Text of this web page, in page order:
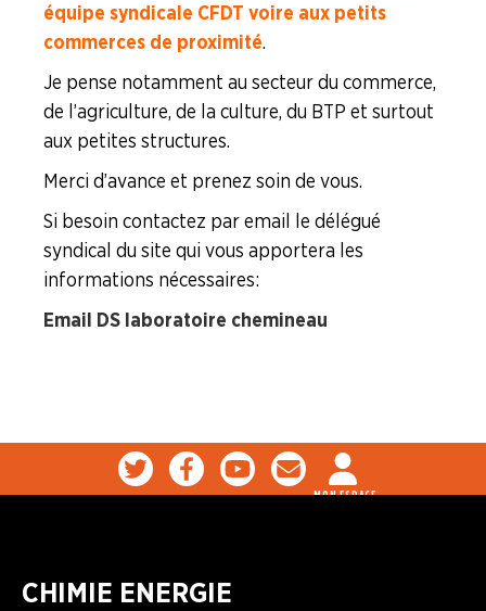
NOS
SERVICES
NOUS
CONNAÎTRE
OUTILS
AGENDA
Pourquoi
équipe syndicale CFDT voire aux petits
commerces de proximité.
Je pense notamment au secteur du commerce,
de l’agriculture, de la culture, du BTP et surtout
aux petites structures.
Merci d’avance et prenez soin de vous.
Si besoin contactez par email le délégué
syndical du site qui vous apportera les
informations nécessaires :
Email DS laboratoire chemineau
MON ESPACE
CHIMIE ENERGIE